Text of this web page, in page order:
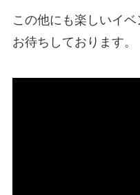
この他にも楽しいイ
お待ちしております。